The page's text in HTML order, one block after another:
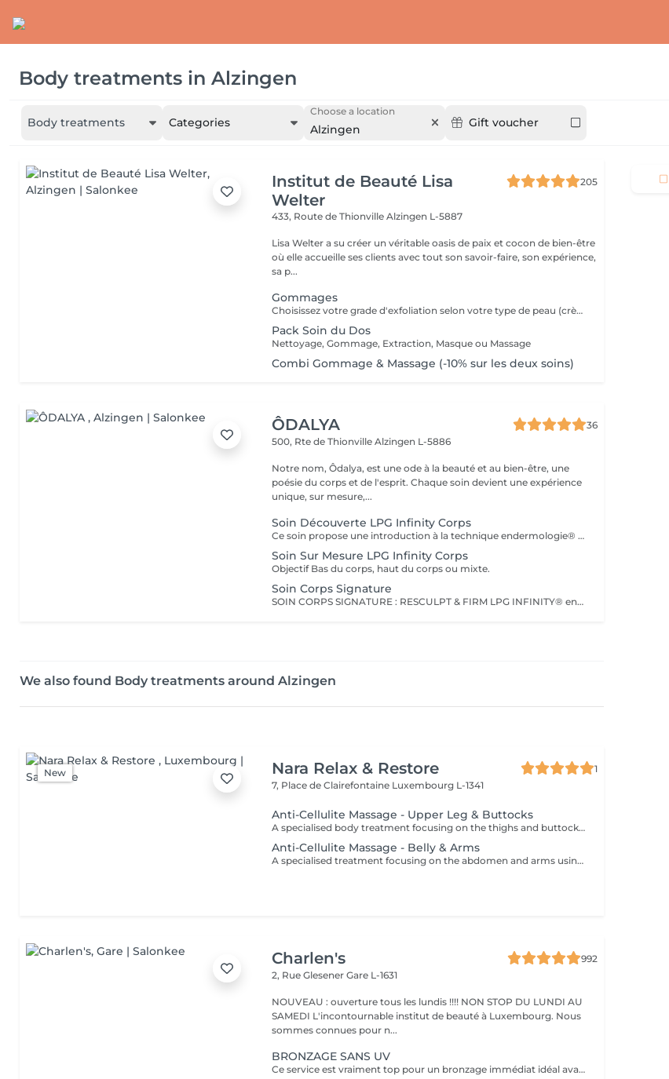
Body treatments in Alzingen
Body treatments Categories
Choose a location
Alzingen Gift voucher
Institut de Beauté Lisa
Welter
205
433, Route de ThionvilleAlzingen L-5887
Lisa Welter a su créer un véritable oasis de paix et cocon de bien-être
où elle accueille ses clients avec tout son savoir-faire, son expérience,
sa p...
Gommages
Choisissez votre grade d'exfoliation selon votre type de peau (crème, sel, sucre)
Pack Soin du Dos
Nettoyage, Gommage, Extraction, Masque ou Massage
Combi Gommage & Massage (-10% sur les deux soins)
ÔDALYA
36
500, Rte de ThionvilleAlzingen L-5886
Notre nom, Ôdalya, est une ode à la beauté et au bien-être, une
poésie du corps et de l'esprit. Chaque soin devient une expérience
unique, sur mesure,...
Soin Découverte LPG Infinity Corps
Ce soin propose une introduction à la technique endermologie® afin de découvrir le potentiel des différentes stimulations cellulaires et les sensations uniques qu'elles procurent.
Soin Sur Mesure LPG Infinity Corps
Objectif Bas du corps, haut du corps ou mixte.
Soin Corps Signature
SOIN CORPS SIGNATURE : RESCULPT & FIRM LPG INFINITY® endermologie Ce soin de l'ensemble du corps raffermit la peau et redonne du galbe aux courbes pour retrouver une silhouette resculptée et plus ferme tout en procurant un grand moment de bien- être. SOIN CORPS SIGNATURE : CELLULITE LISSANT LPG INFINITY® endermologie Ce soin ciblé déstocke les graisses localisées, défibrose et assouplit les tissus pour traiter efficacement la cellulite adipeuse et fibreuse tout en procurant un grand moment de bien-être (40 min de massage LPG + 10 min de massage drainant manuel).
We also found Body treatments around Alzingen
New Nara Relax & Restore
1
7, Place de Clairefontaine Luxembourg L-1341
Anti-Cellulite Massage - Upper Leg & Buttocks
A specialised body treatment focusing on the thighs and buttocks using intensive massage techniques designed to stimulate circulation and work the underlying tissues. This targeted treatment helps improve skin appearance, support tissue tone, and leave the treated areas feeling smoother, firmer, and revitalised.
Anti-Cellulite Massage - Belly & Arms
A specialised treatment focusing on the abdomen and arms using targeted massage techniques designed to stimulate circulation and support the skin's natural appearance. This intensive treatment helps improve tissue tone, enhance skin texture, and leave the treated areas feeling smoother, more supple, and refreshed.
Charlen's
992
2, Rue GlesenerGare L-1631
NOUVEAU : ouverture tous les lundis !!!! NON STOP DU LUNDI AU
SAMEDI L'incontournable institut de beauté à Luxembourg. Nous
sommes connues pour n...
BRONZAGE SANS UV
Ce service est vraiment top pour un bronzage immédiat idéal avant vos vacances ou avant une soirée ;) Nous vous conseillons de faire un gommage la veille du soin et de porter des vêtements amples noirs. Selon votre peau, cela tient environ 1 semaine à 10 Jours! AVANT Exfolier votre peau en profondeur, puis hydrater généreusement 24h avant d'appliquer votre autobronzant, en insistant bien sur les coudes, genoux, chevilles et les zones sensibles. Épiler ou raser dans les 48h avant application afin que les pores de la peau soient fermés. Des points noirs pourraient apparaître si votre peau n'est pas nette lors de l'application. Ne pas appliquer de crème hydratante, parfum, déodorant ou maquillage le jour même de l'application cela pourrait obstruer les pores de la peau et faire apparaître des points noirs. APRÈS Porter des vêtement amples de couleur foncée les vêtements près du corps ou sous-vêtements pourraient faire des marques, porter des chaussures larges. Hydrater quotidiennement votre peau les jours suivant l'application ou utiliser un autobronzant progressif pour entretenir votre bronzage et le faire durer plus longtemps. Après 5 jours, exfolier quotidiennement votre peau à l'aide d'un exfoliant doux afin d'aider votre peau à absorber plus facilement votre crème hydratante, et garder un joli bronzage. Cela permet aussi au bronzage de s'estomper progressivement et uniformément.